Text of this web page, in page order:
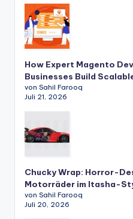
How Expert Magento
Businesses Build
von Sahil Farooq
Juli 21, 2026
Chucky Wrap: Horror-
Motorräder im Itasha-
von Sahil Farooq
Juli 20, 2026